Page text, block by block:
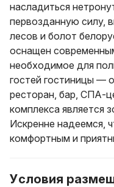
насладиться
первозданную силу,
лесов и болот
оснащен
необходимое для
гостей гостиницы —
ресторан, бар, СПА-
комплекса является
Искренне надеемся,
комфортным и
Условия